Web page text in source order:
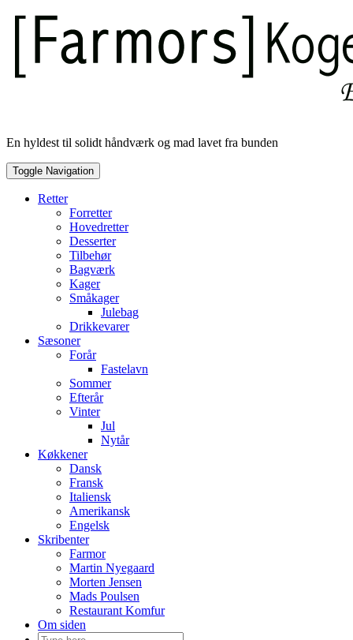
Skip
content
En hyldest til solidt håndværk og mad lavet fra bunden
Toggle Navigation
Retter
Forretter
Hovedretter
Desserter
Tilbehør
Bagværk
Kager
Småkager
Julebag
Drikkevarer
Sæsoner
Forår
Fastelavn
Sommer
Efterår
Vinter
Jul
Nytår
Køkkener
Dansk
Fransk
Italiensk
Amerikansk
Engelsk
Skribenter
Farmor
Martin Nyegaard
Morten Jensen
Mads Poulsen
Restaurant Komfur
Om siden